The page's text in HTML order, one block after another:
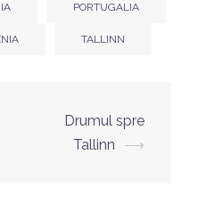
PORTUGALIA
TALLINN
Drumul spre
Tallinn
⟶